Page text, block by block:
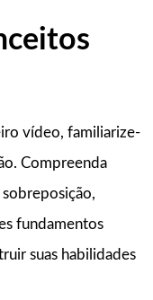
vídeo, familiarize-
Compreenda
fundamentos
suas habilidades